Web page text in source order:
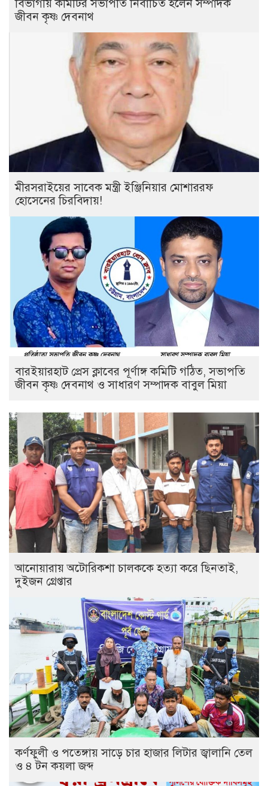
বিভাগীয় কমিটির সভাপতি নির্বাচিত হলেন সম্পাদক
জীবন কৃষ্ণ দেবনাথ
মীরসরাইয়ের সাবেক মন্ত্রী ইঞ্জিনিয়ার মোশাররফ
হোসেনের চিরবিদায়!
বারইয়ারহাট প্রেস ক্লাবের পূর্ণাঙ্গ কমিটি গঠিত, সভাপতি
জীবন কৃষ্ণ দেবনাথ ও সাধারণ সম্পাদক বাবুল মিয়া
আনোয়ারায় অটোরিকশা চালককে হত্যা করে ছিনতাই,
দুইজন গ্রেপ্তার
কর্ণফুলী ও পতেঙ্গায় সাড়ে চার হাজার লিটার জ্বালানি তেল
ও ৪ টন কয়লা জব্দ